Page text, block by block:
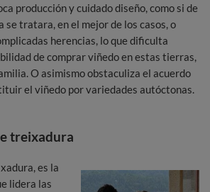
producción y cuidado diseño, como si de
se tratara, en el mejor de los casos, o
herencias, lo que dificulta
de comprar viñedo en estas tierras,
O asimismo obstaculiza el acuerdo
el viñedo por variedades autóctonas.
treixadura
es la
lidera las